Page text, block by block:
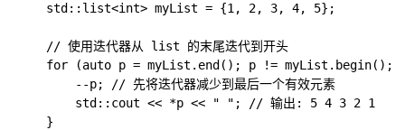
    std::list<int> myList = {1, 2, 3, 4, 5};
    // 使用迭代器从 list 的末尾迭代到开头
for (auto p = myList.end(); p != myList.begin();)
        --p; // 先将迭代器减少到最后一个有效元素
        std::cout << *p << " "; // 输出: 5 4 3 2 1
    }